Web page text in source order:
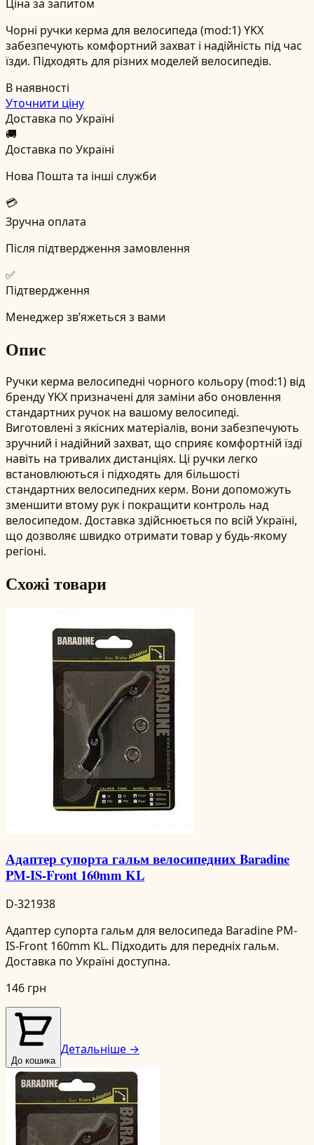
Ціна за запитом
Чорні ручки керма для велосипеда (mod:1) YKX
забезпечують комфортний захват і надійність під час
їзди. Підходять для різних моделей велосипедів.
В наявності
Уточнити ціну
Доставка по Україні
🚚
Доставка по Україні
Нова Пошта та інші служби
💳
Зручна оплата
Після підтвердження замовлення
✅
Підтвердження
Менеджер зв’яжеться з вами
Опис
Ручки керма велосипедні чорного кольору (mod:1) від
бренду YKX призначені для заміни або оновлення
стандартних ручок на вашому велосипеді.
Виготовлені з якісних матеріалів, вони забезпечують
зручний і надійний захват, що сприяє комфортній їзді
навіть на тривалих дистанціях. Ці ручки легко
встановлюються і підходять для більшості
стандартних велосипедних керм. Вони допоможуть
зменшити втому рук і покращити контроль над
велосипедом. Доставка здійснюється по всій Україні,
що дозволяє швидко отримати товар у будь-якому
регіоні.
Схожі товари
Адаптер супорта гальм велосипедних Baradine
PM-IS-Front 160mm KL
D-321938
Адаптер супорта гальм для велосипеда Baradine PM-
IS-Front 160mm KL. Підходить для передніх гальм.
Доставка по Україні доступна.
146 грн
До кошика
Детальніше →